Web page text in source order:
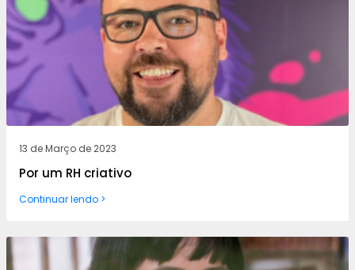
13 de Março de 2023
Por um RH criativo
Continuar lendo >